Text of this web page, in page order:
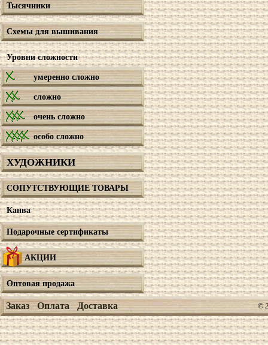
Тысячники
Схемы для вышивания
Уровни сложности
умеренно сложно
сложно
очень сложно
особо сложно
ХУДОЖНИКИ
СОПУТСТВУЮЩИЕ ТОВАРЫ
Канва
Подарочные сертификаты
АКЦИИ
Оптовая продажа
Заказ Оплата Доставка ©